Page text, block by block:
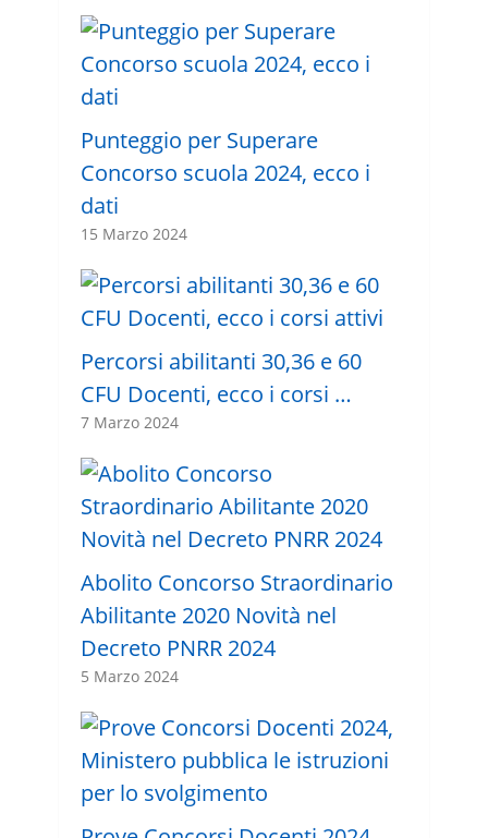
Punteggio per Superare
Concorso scuola 2024, ecco i
dati
15 Marzo 2024
Percorsi abilitanti 30,36 e 60
CFU Docenti, ecco i corsi …
7 Marzo 2024
Abolito Concorso Straordinario
Abilitante 2020 Novità nel
Decreto PNRR 2024
5 Marzo 2024